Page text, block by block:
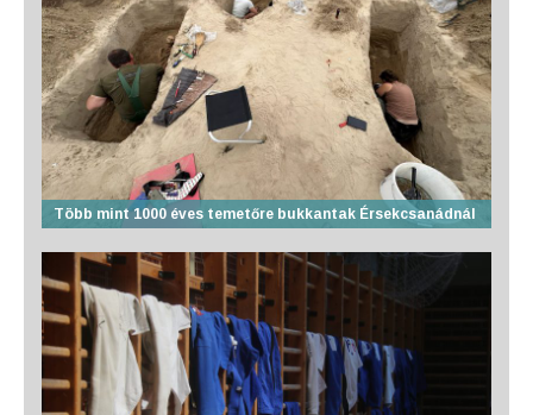
Több mint 1000 éves temetőre bukkantak Érsekcsanádnál